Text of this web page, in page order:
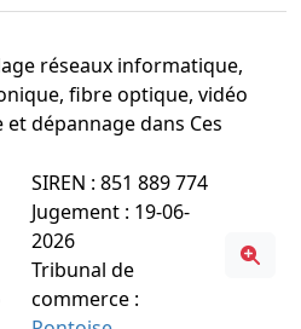
réseaux informatique,
fibre optique, vidéo
dépannage dans Ces
SIREN : 851 889 774
Jugement : 19-06-
2026
Tribunal de
commerce :